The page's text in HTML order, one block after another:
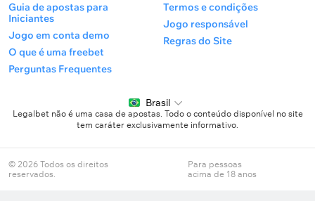
Guia de apostas para
Iniciantes
Jogo em conta demo
O que é uma freebet
Perguntas Frequentes
Termos e condições
Jogo responsável
Regras do Site
Brasil
Legalbet não é uma casa de apostas. Todo o conteúdo disponível no site
tem caráter exclusivamente informativo.
© 2026 Todos os direitos
reservados.
Para pessoas
acima de 18 anos